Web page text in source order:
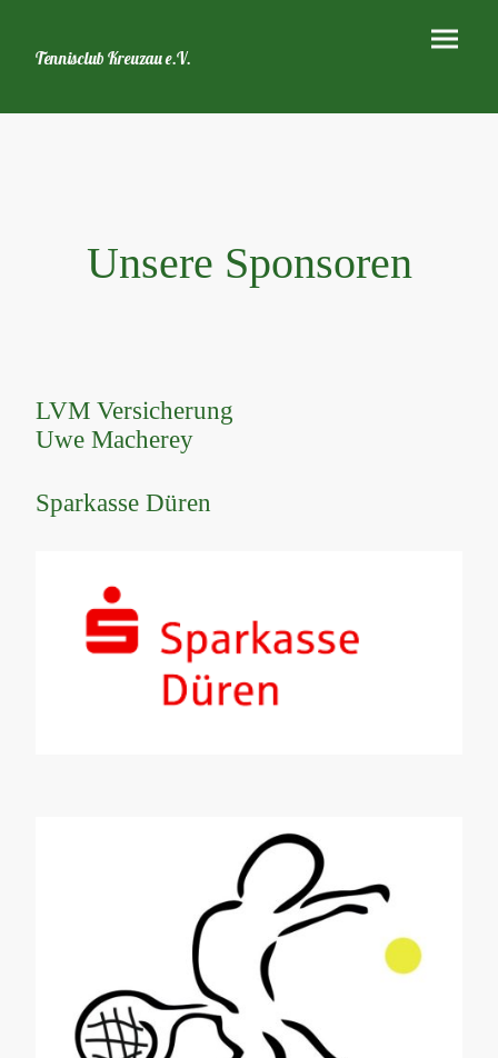
Tennisclub Kreuzau e.V.
Unsere Sponsoren
LVM Versicherung
Uwe Macherey
Sparkasse Düren